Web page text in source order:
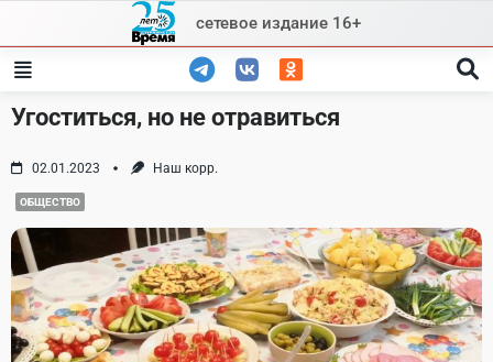
content
сетевое издание 16+
Угоститься, но не отравиться
02.01.2023 Наш корр.
ОБЩЕСТВО